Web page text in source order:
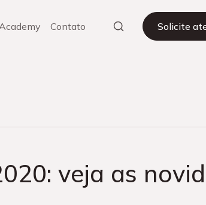
Contato Solicite
veja as